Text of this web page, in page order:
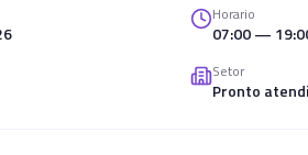
Horario
07:00 —
Setor
Pronto